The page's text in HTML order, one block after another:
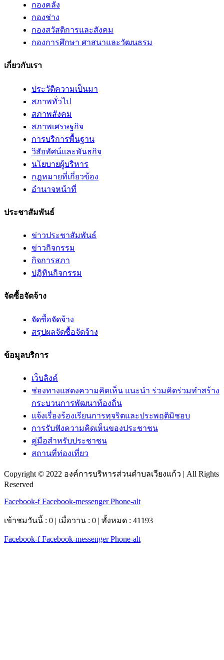
กองคลัง
กองช่าง
กองสวัสดิการและสังคม
กองการศึกษา ศาสนาและวัฒนธรม
เกี่ยวกับเรา
ประวัติความเป็นมา
สภาพทั่วไป
สภาพสังคม
สภาพเศรษฐกิจ
การบริการพื้นฐาน
วิสัยทัศน์และพันธกิจ
นโยบายผู้บริหาร
กฎหมายที่เกี่ยวข้อง
อํานาจหน้าที่
ประชาสัมพันธ์
ข่าวประชาสัมพันธ์
ข่าวกิจกรรม
กิจการสภา
ปฏิทินกิจกรรม
จัดซื้อจัดจ้าง
จัดซื้อจัดจ้าง
สรุปผลจัดซื้อจัดจ้าง
ข้อมูลบริการ
เว็บลิงค์
ช่องทางแสดงความคิดเห็น แนะนำ ร่วมคิดร่วมทำสร้าง
กระบวนการพัฒนาท้องถิ่น
แจ้งเรื่องร้องเรียนการทุจริตและประพฤติมิชอบ
การรับฟังความคิดเห็นของประชาชน
คู่มือสำหรับประชาชน
สถานที่ท่องเที่ยว
Copyright © 2022 องค์การบริหารส่วนตำบลเวียงแก้ว | All Rights
Reserved
Facebook-f Facebook-messenger Phone-alt
เข้าชมวันนี้ : 0 | เมื่อวาน : 0 | ทั้งหมด : 41193
Facebook-f Facebook-messenger Phone-alt